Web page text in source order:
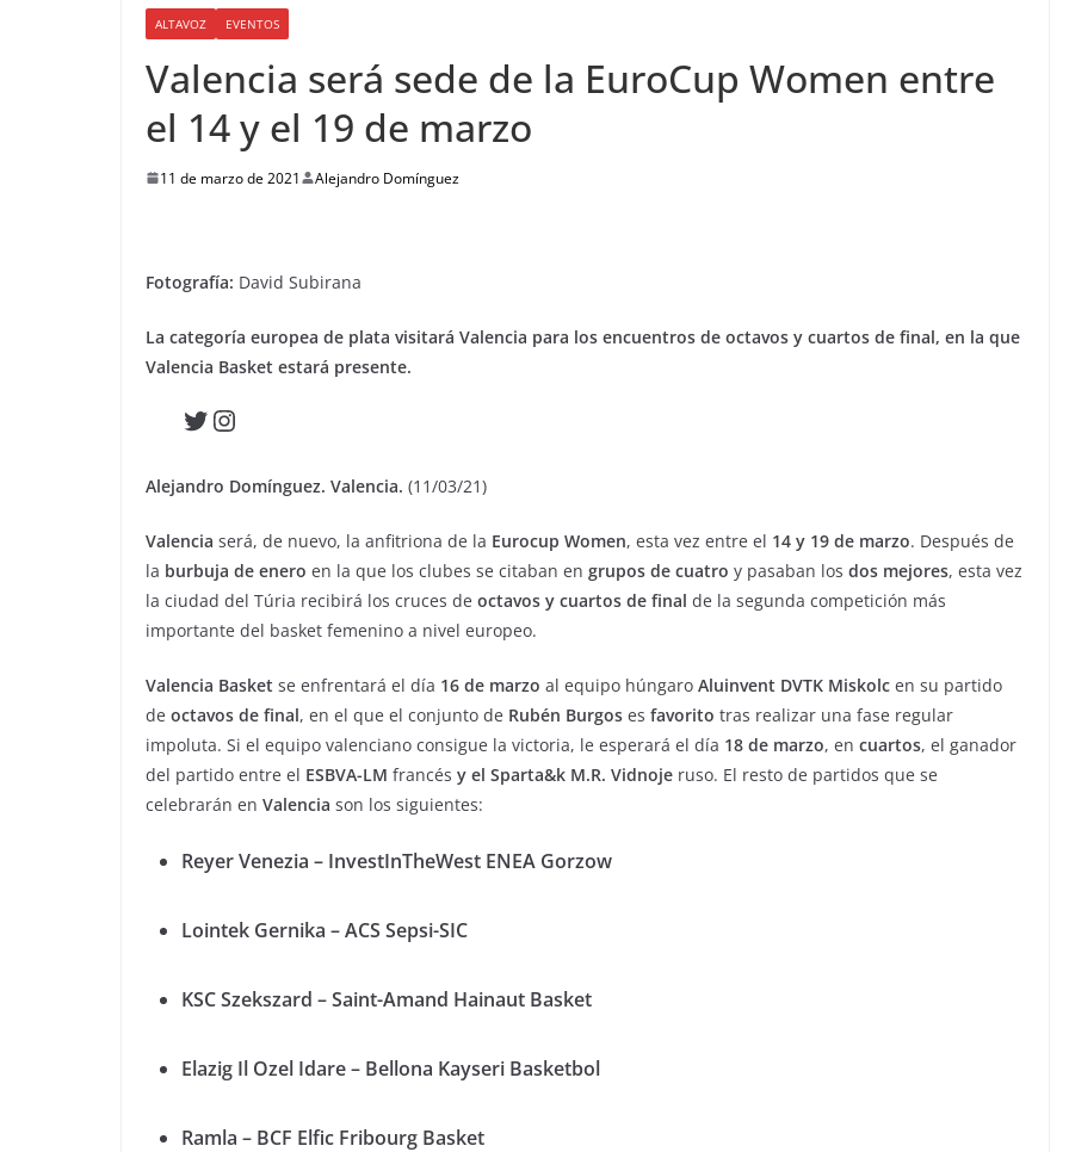
ALTAVOZ EVENTOS
Valencia será sede de la EuroCup Women entre
el 14 y el 19 de marzo
11 de marzo de 2021 Alejandro Domínguez
Fotografía: David Subirana
La categoría europea de plata visitará Valencia para los encuentros de octavos y cuartos de final, en la que
Valencia Basket estará presente.
Twitter
Instagram
Alejandro Domínguez. Valencia. (11/03/21)
Valencia será, de nuevo, la anfitriona de la Eurocup Women, esta vez entre el 14 y 19 de marzo. Después de
la burbuja de enero en la que los clubes se citaban en grupos de cuatro y pasaban los dos mejores, esta vez
la ciudad del Túria recibirá los cruces de octavos y cuartos de final de la segunda competición más
importante del basket femenino a nivel europeo.
Valencia Basket se enfrentará el día 16 de marzo al equipo húngaro Aluinvent DVTK Miskolc en su partido
de octavos de final, en el que el conjunto de Rubén Burgos es favorito tras realizar una fase regular
impoluta. Si el equipo valenciano consigue la victoria, le esperará el día 18 de marzo, en cuartos, el ganador
del partido entre el ESBVA-LM francés y el Sparta&k M.R. Vidnoje ruso. El resto de partidos que se
celebrarán en Valencia son los siguientes:
Reyer Venezia – InvestInTheWest ENEA Gorzow
Lointek Gernika – ACS Sepsi-SIC
KSC Szekszard – Saint-Amand Hainaut Basket
Elazig Il Ozel Idare – Bellona Kayseri Basketbol
Ramla – BCF Elfic Fribourg Basket